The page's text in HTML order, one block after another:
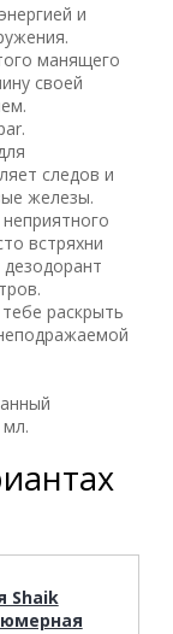
и
манящего
своей
следов и
железы.
встряхни
раскрыть
Shaik